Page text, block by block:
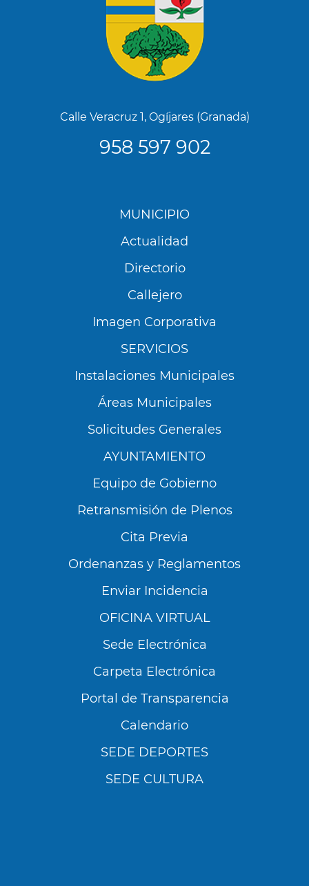
Calle Veracruz 1, Ogíjares (Granada)
958 597 902
MUNICIPIO
Actualidad
Directorio
Callejero
Imagen Corporativa
SERVICIOS
Instalaciones Municipales
Áreas Municipales
Solicitudes Generales
AYUNTAMIENTO
Equipo de Gobierno
Retransmisión de Plenos
Cita Previa
Ordenanzas y Reglamentos
Enviar Incidencia
OFICINA VIRTUAL
Sede Electrónica
Carpeta Electrónica
Portal de Transparencia
Calendario
SEDE DEPORTES
SEDE CULTURA